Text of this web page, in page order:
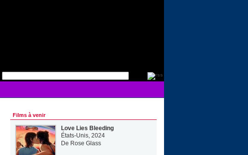
Films à venir
Love Lies Bleeding
États-Unis, 2024
De Rose Glass